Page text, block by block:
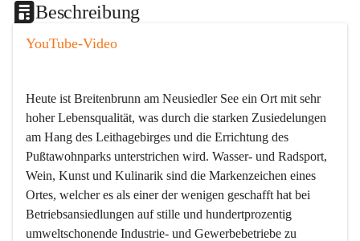
Beschreibung
YouTube-Video
Heute ist Breitenbrunn am Neusiedler See ein Ort mit sehr
hoher Lebensqualität, was durch die starken Zusiedelungen
am Hang des Leithagebirges und die Errichtung des
Pußtawohnparks unterstrichen wird. Wasser- und Radsport,
Wein, Kunst und Kulinarik sind die Markenzeichen eines
Ortes, welcher es als einer der wenigen geschafft hat bei
Betriebsansiedlungen auf stille und hundertprozentig
umweltschonende Industrie- und Gewerbebetriebe zu